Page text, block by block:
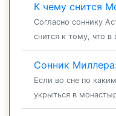
К чему снится
Согласно соннику
снится к тому, что
Сонник
Если во сне по
укрыться в